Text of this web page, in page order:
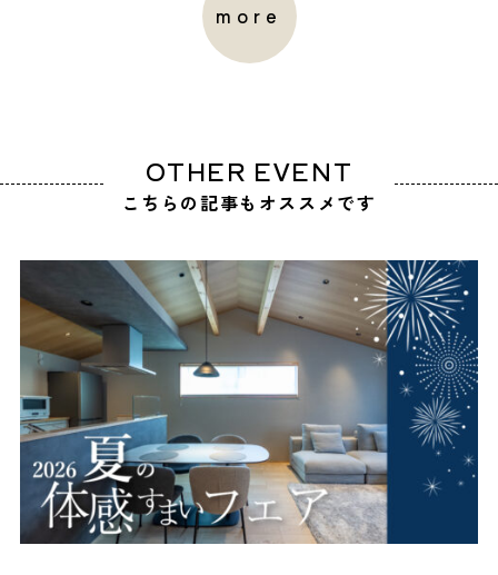
more
OTHER EVENT
こちらの記事もオススメです